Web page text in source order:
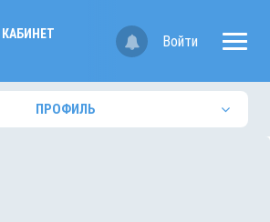
Войти
ПРОФИЛЬ